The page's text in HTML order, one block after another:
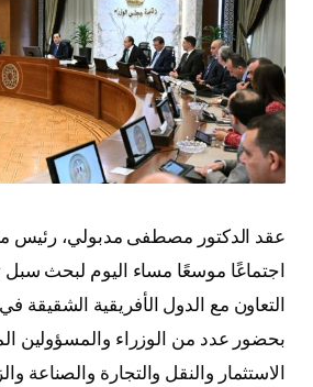
عقد الدكتور مصطفى مدبولي، رئيس
اجتماعًا موسعًا مساء اليوم لبحث سبل
التعاون مع الدول الأفريقية الشقيقة
بحضور عدد من الوزراء والمسؤولين
الاستثمار والنقل والتجارة والصناعة